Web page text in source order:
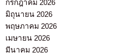
กรกฎาคม 2026
มิถุนายน 2026
พฤษภาคม 2026
เมษายน 2026
มีนาคม 2026